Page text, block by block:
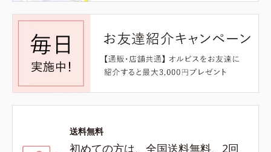
送料無料
初めての方は、全国送料無料、2回